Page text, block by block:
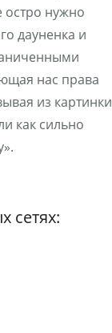
остро нужно
дауненка и
нас права
из картинки
как сильно
сетях: